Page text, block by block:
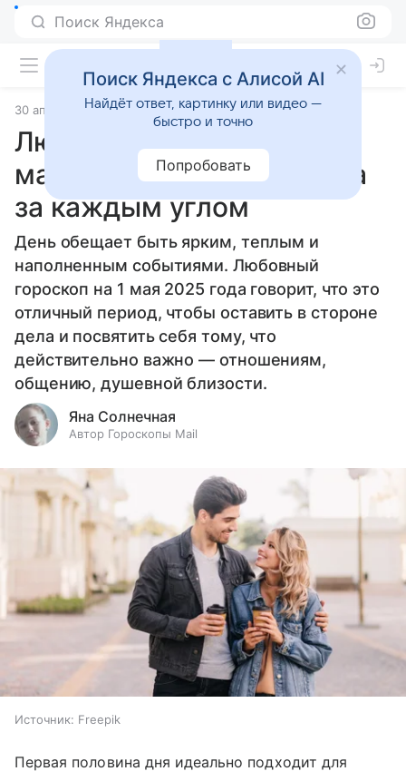
Поиск Яндекса
30 апреля 2025 Статьи
Любовный гороскоп на 1
мая 2025 года: романтика
за каждым углом
День обещает быть ярким, теплым и
наполненным событиями. Любовный
гороскоп на 1 мая 2025 года говорит, что это
отличный период, чтобы оставить в стороне
дела и посвятить себя тому, что
действительно важно — отношениям,
общению, душевной близости.
Яна Солнечная
Автор Гороскопы Mail
Источник: Freepik
Первая половина дня идеально подходит для
Поиск Яндекса с Алисой AI
Найдёт ответ, картинку или видео —
быстро и точно
Попробовать